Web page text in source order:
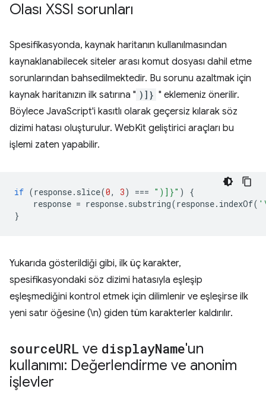
Olası XSSI sorunları
Spesifikasyonda, kaynak haritanın kullanılmasından
kaynaklanabilecek siteler arası komut dosyası dahil etme
sorunlarından bahsedilmektedir. Bu sorunu azaltmak için
kaynak haritanızın ilk satırına " )]} " eklemeniz önerilir.
Böylece JavaScript'i kasıtlı olarak geçersiz kılarak söz
dizimi hatası oluşturulur. WebKit geliştirici araçları bu
işlemi zaten yapabilir.
if (response. slice(0, 3) === ")]}" )
{
response = response. substring(response. indexOf(
}
Yukarıda gösterildiği gibi, ilk üç karakter,
spesifikasyondaki söz dizimi hatasıyla eşleşip
eşleşmediğini kontrol etmek için dilimlenir ve eşleşirse ilk
yeni satır öğesine (\n) giden tüm karakterler kaldırılır.
sourceURL ve displayName'un
kullanımı: Değerlendirme ve anonim
işlevler